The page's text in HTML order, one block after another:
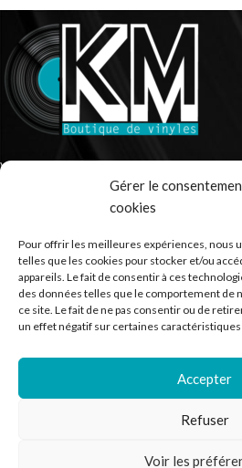
Gérer le
cookies
Pour offrir les meilleures expériences, nous
telles que les cookies pour stocker et/ou
appareils. Le fait de consentir à ces
des données telles que le comportement de
ce site. Le fait de ne pas consentir ou de
un effet négatif sur certaines
Accepter
Refuser
Voir les
Ventes de vinyle en ligne - 33 et 45 tours.
*TVA non applicable – article 293 B du
RECHERCHER DES PRODUITS